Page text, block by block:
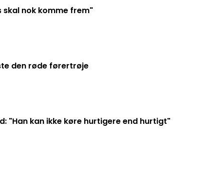
nok komme frem"
den røde førertrøje
"Han kan ikke køre hurtigere end hurtigt"